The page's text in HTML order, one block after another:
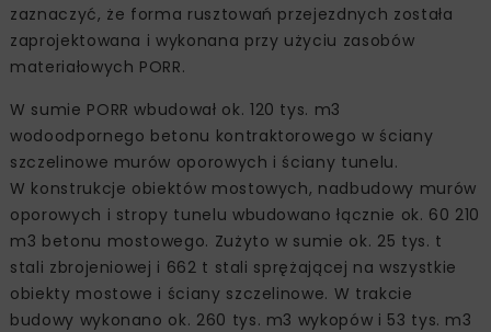
zaznaczyć, że forma rusztowań przejezdnych została
zaprojektowana i wykonana przy użyciu zasobów
materiałowych PORR.
W sumie PORR wbudował ok. 120 tys. m3
wodoodpornego betonu kontraktorowego w ściany
szczelinowe murów oporowych i ściany tunelu.
W konstrukcje obiektów mostowych, nadbudowy murów
oporowych i stropy tunelu wbudowano łącznie ok. 60 210
m3 betonu mostowego. Zużyto w sumie ok. 25 tys. t
stali zbrojeniowej i 662 t stali sprężającej na wszystkie
obiekty mostowe i ściany szczelinowe. W trakcie
budowy wykonano ok. 260 tys. m3 wykopów i 53 tys. m3